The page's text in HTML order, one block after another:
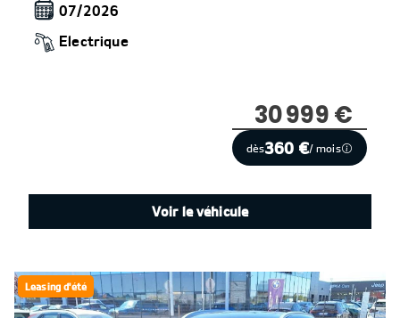
07/2026
Electrique
30 999 €
dès360 €/ mois
Voir le véhicule
Leasing d'été